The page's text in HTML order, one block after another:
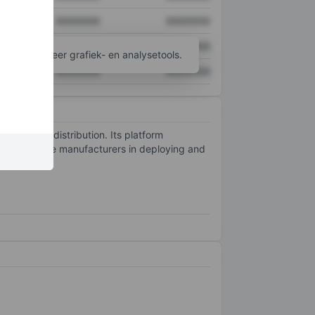
XXXXXXX XXXXXXX
tot meer grafiek- en analysetools.
video distribution. Its platform
device manufacturers in deploying and